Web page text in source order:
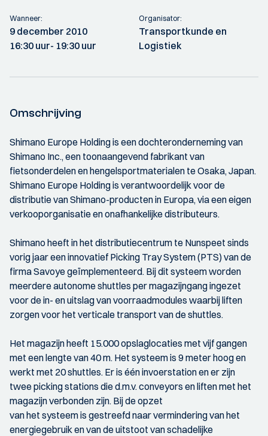
Wanneer:
9 december 2010
16:30 uur- 19:30 uur
Organisator:
Transportkunde en
Logistiek
Omschrijving
Shimano Europe Holding is een dochteronderneming van
Shimano Inc., een toonaangevend fabrikant van
fietsonderdelen en hengelsportmaterialen te Osaka, Japan.
Shimano Europe Holding is verantwoordelijk voor de
distributie van Shimano-producten in Europa, via een eigen
verkooporganisatie en onafhankelijke distributeurs.
Shimano heeft in het distributiecentrum te Nunspeet sinds
vorig jaar een innovatief Picking Tray System (PTS) van de
firma Savoye geïmplementeerd. Bij dit systeem worden
meerdere autonome shuttles per magazijngang ingezet
voor de in- en uitslag van voorraadmodules waarbij liften
zorgen voor het verticale transport van de shuttles.
Het magazijn heeft 15.000 opslaglocaties met vijf gangen
met een lengte van 40 m. Het systeem is 9 meter hoog en
werkt met 20 shuttles. Er is één invoerstation en er zijn
twee picking stations die d.m.v. conveyors en liften met het
magazijn verbonden zijn. Bij de opzet
van het systeem is gestreefd naar vermindering van het
energiegebruik en van de uitstoot van schadelijke